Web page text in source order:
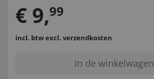
€ 9,99
incl. btwexcl. verzendkosten
In de winkelwagen